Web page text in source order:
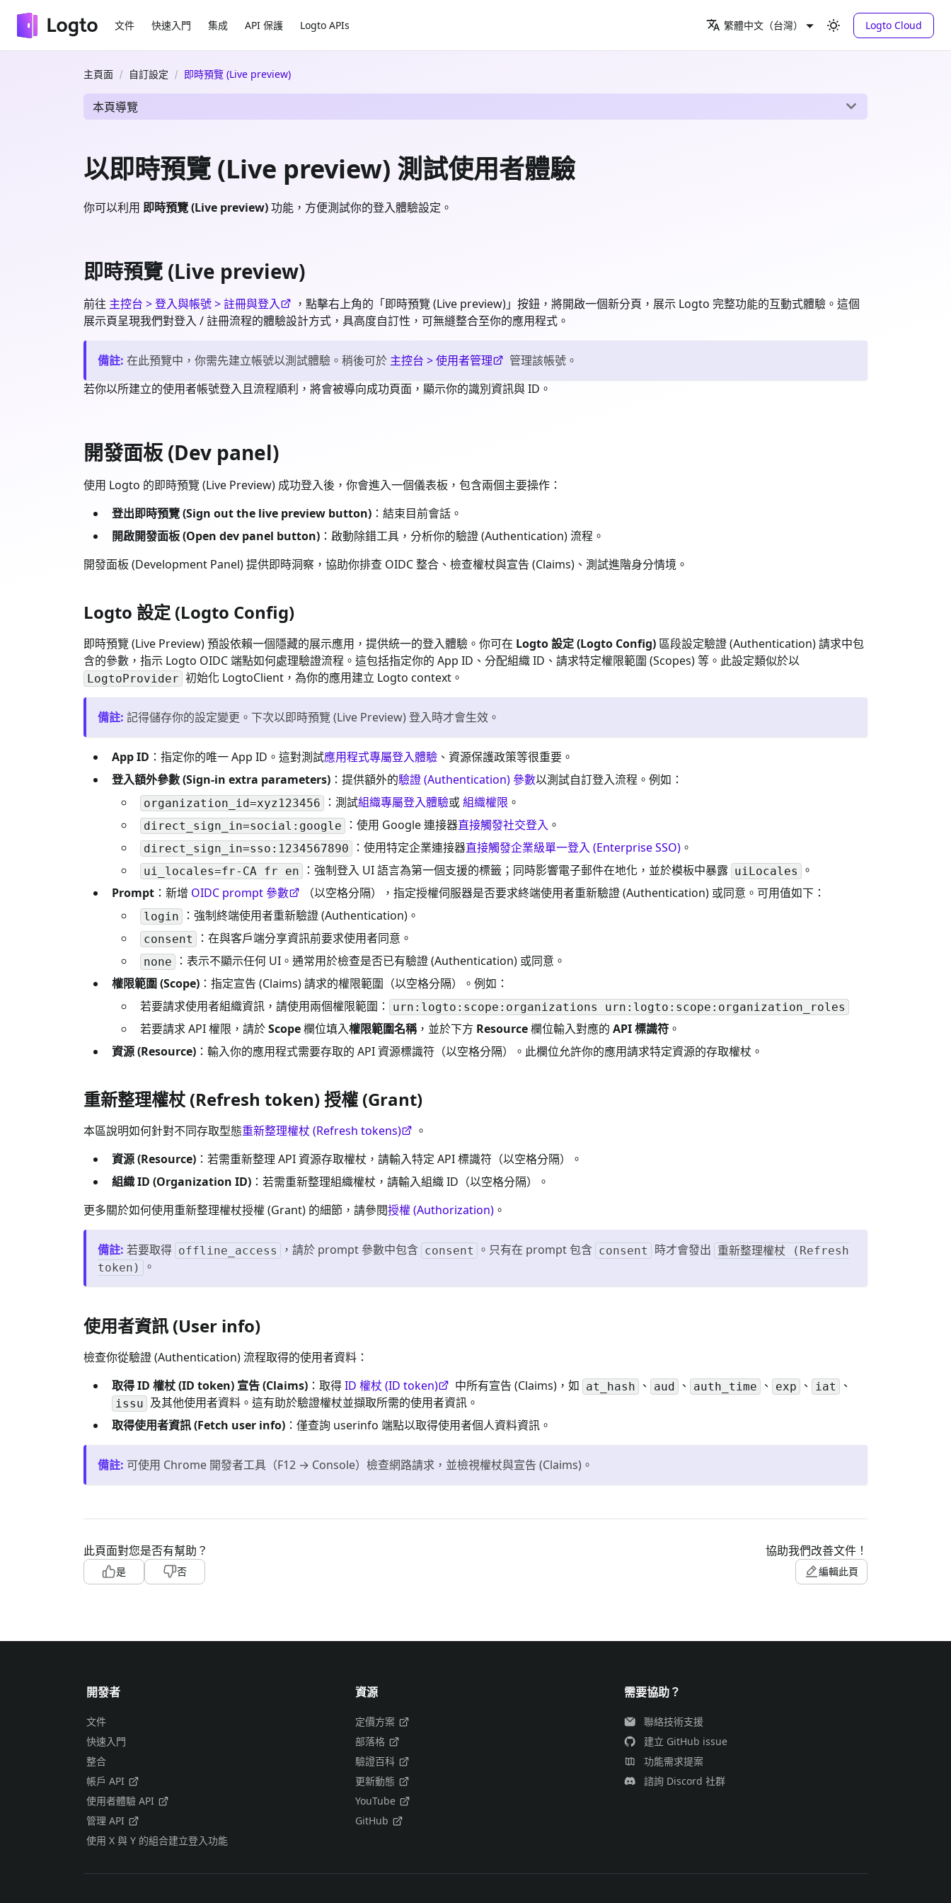
文件 快速入門 集成 API 保護 Logto APIs 繁體中文（台灣） Logto Cloud
主頁面 自訂設定 即時預覽 (Live preview)
本頁導覽
以即時預覽 (Live preview) 測試使用者體驗
你可以利用 即時預覽 (Live preview)功能，方便測試你的登入體驗設定。
即時預覽 (Live preview)
前往 主控台 > 登入與帳號 > 註冊與登入
，點擊右上角的「即時預覽 (Live preview)」按鈕，將開啟一個新分頁，展示 Logto 完整功能的互動式體驗。這個
展示頁呈現我們對登入 / 註冊流程的體驗設計方式，具高度自訂性，可無縫整合至你的應用程式。
備註: 在此預覽中，你需先建立帳號以測試體驗。稍後可於 主控台 > 使用者管理
管理該帳號。
若你以所建立的使用者帳號登入且流程順利，將會被導向成功頁面，顯示你的識別資訊與 ID。
開發面板 (Dev panel)
使用 Logto 的即時預覽 (Live Preview) 成功登入後，你會進入一個儀表板，包含兩個主要操作：
登出即時預覽 (Sign out the live preview button) ：結束目前會話。
開啟開發面板 (Open dev panel button) ：啟動除錯工具，分析你的驗證 (Authentication) 流程。
開發面板 (Development Panel) 提供即時洞察，協助你排查 OIDC 整合、檢查權杖與宣告 (Claims)、測試進階身分情境。
Logto 設定 (Logto Config)
即時預覽 (Live Preview) 預設依賴一個隱藏的展示應用，提供統一的登入體驗。你可在 Logto 設定 (Logto Config) 區段設定驗證 (Authentication) 請求中包
含的參數，指示 Logto OIDC 端點如何處理驗證流程。這包括指定你的 App ID、分配組織 ID、請求特定權限範圍 (Scopes) 等。此設定類似於以
LogtoProvider 初始化 LogtoClient，為你的應用建立 Logto context。
備註: 記得儲存你的設定變更。下次以即時預覽 (Live Preview) 登入時才會生效。
App ID ：指定你的唯一 App ID。這對測試應用程式專屬登入體驗 、資源保護政策等很重要。
登入額外參數 (Sign-in extra parameters) ：提供額外的驗證 (Authentication) 參數以測試自訂登入流程。例如：
organization_id=xyz123456 ：測試組織專屬登入體驗或組織權限 。
direct_sign_in=social:google ：使用 Google 連接器直接觸發社交登入 。
direct_sign_in=sso:1234567890 ：使用特定企業連接器直接觸發企業級單一登入 (Enterprise SSO) 。
ui_locales=fr-CA fr en ：強制登入 UI 語言為第一個支援的標籤；同時影響電子郵件在地化，並於模板中暴露 uiLocales
。
Prompt ：新增 OIDC prompt 參數 （以空格分隔），指定授權伺服器是否要求終端使用者重新驗證 (Authentication) 或同意。可用值如下：
login ：強制終端使用者重新驗證 (Authentication)。
consent ：在與客戶端分享資訊前要求使用者同意。
none
：表示不顯示任何 UI。通常用於檢查是否已有驗證 (Authentication) 或同意。
權限範圍 (Scope) ：指定宣告 (Claims) 請求的權限範圍（以空格分隔）。例如：
若要請求使用者組織資訊，請使用兩個權限範圍：
urn:logto:scope:organizations urn:logto:scope:organization_roles
若要請求 API 權限，請於Scope欄位填入權限範圍名稱，並於下方 Resource欄位輸入對應的 API 標識符 。
資源 (Resource) ：輸入你的應用程式需要存取的 API 資源標識符（以空格分隔）。此欄位允許你的應用請求特定資源的存取權杖。
重新整理權杖 (Refresh token) 授權 (Grant)
本區說明如何針對不同存取型態重新整理權杖 (Refresh tokens)
。
資源 (Resource) ：若需重新整理 API 資源存取權杖，請輸入特定 API 標識符（以空格分隔）。
組織 ID (Organization ID) ：若需重新整理組織權杖，請輸入組織 ID（以空格分隔）。
更多關於如何使用重新整理權杖授權 (Grant) 的細節，請參閱授權 (Authorization) 。
備註: 若要取得 offline_access ，請於 prompt 參數中包含 consent 。只有在 prompt 包含 consent 時才會發出 重新整理權杖 (Refresh
token)
。
使用者資訊 (User info)
檢查你從驗證 (Authentication) 流程取得的使用者資料：
取得 ID 權杖 (ID token) 宣告 (Claims) ：取得ID 權杖 (ID token) 中所有宣告 (Claims)，如 at_hash 、 aud 、 auth_time 、 exp 、 iat 、
issu 及其他使用者資料。這有助於驗證權杖並擷取所需的使用者資訊。
取得使用者資訊 (Fetch user info) ：僅查詢 userinfo 端點以取得使用者個人資料資訊。
備註: 可使用 Chrome 開發者工具（F12 → Console）檢查網路請求，並檢視權杖與宣告 (Claims)。
此頁面對您是否有幫助？
是 否
協助我們改善文件！
編輯此頁
開發者
文件
快速入門
整合
帳戶 API
使用者體驗 API
管理 API
使用 X 與 Y 的組合建立登入功能
資源
定價方案
部落格
驗證百科
更新動態
YouTube
GitHub
需要協助？
聯絡技術支援
建立 GitHub issue
功能需求提案
諮詢 Discord 社群